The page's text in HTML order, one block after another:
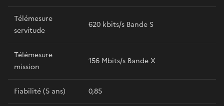
Télémesure
servitude
620 kbits/s Bande S
Télémesure
mission
156 Mbits/s Bande X
Fiabilité (5 ans) 0,85